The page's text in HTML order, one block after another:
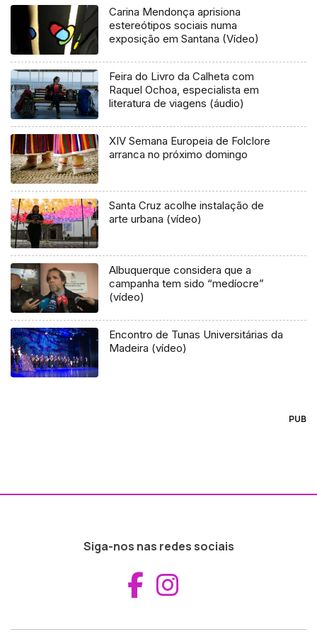
Carina Mendonça aprisiona
estereótipos sociais numa
exposição em Santana (Vídeo)
Feira do Livro da Calheta com
Raquel Ochoa, especialista em
literatura de viagens (áudio)
XIV Semana Europeia de Folclore
arranca no próximo domingo
Santa Cruz acolhe instalação de
arte urbana (vídeo)
Albuquerque considera que a
campanha tem sido “medíocre”
(vídeo)
Encontro de Tunas Universitárias da
Madeira (vídeo)
PUB
Siga-nos nas redes sociais
Aceder ao